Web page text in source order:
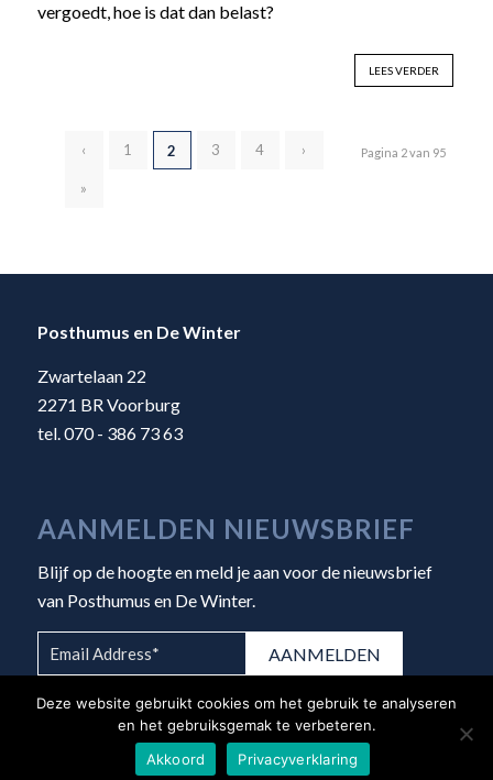
vergoedt, hoe is dat dan belast?
LEES VERDER
Pagina 2 van 95
‹ 1 2 3 4 ›
»
Posthumus en De Winter
Zwartelaan 22
2271 BR Voorburg
tel. 070 - 386 73 63
AANMELDEN NIEUWSBRIEF
Blijf op de hoogte en meld je aan voor de nieuwsbrief
van Posthumus en De Winter.
© Copyright 2026 - Posthumus en De Winter |Algemene voorwaarden
Deze website gebruikt cookies om het gebruik te analyseren
en het gebruiksgemak te verbeteren.
Akkoord
Privacyverklaring